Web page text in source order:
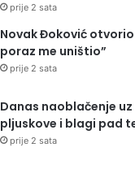
prije 2 sata
Novak Đoković otvorio
poraz me uništio”
prije 2 sata
Danas naoblačenje
pljuskove i blagi pad
prije 2 sata